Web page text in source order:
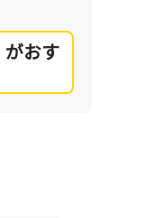
がおす